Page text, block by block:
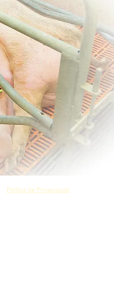
Política de Privacidade